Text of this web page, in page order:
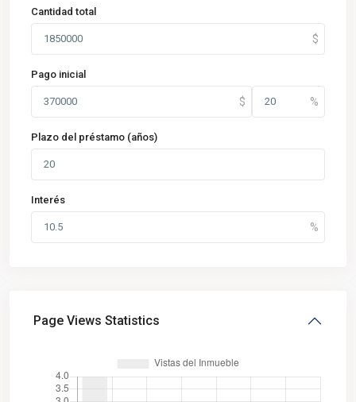
Cantidad total
Pago inicial
Plazo del préstamo (años)
Interés
Page Views Statistics